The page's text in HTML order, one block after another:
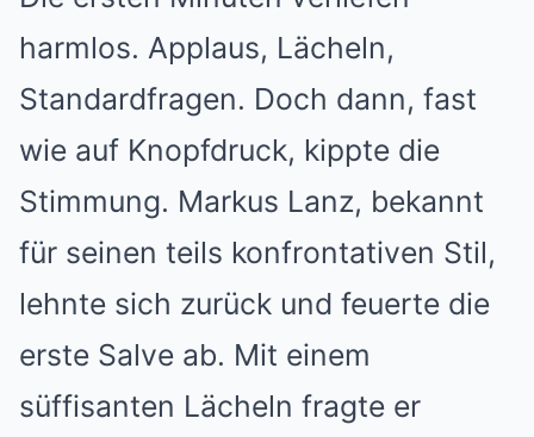
harmlos. Applaus, Lächeln,
Standardfragen. Doch dann, fast
wie auf Knopfdruck, kippte die
Stimmung. Markus Lanz, bekannt
für seinen teils konfrontativen Stil,
lehnte sich zurück und feuerte die
erste Salve ab. Mit einem
süffisanten Lächeln fragte er